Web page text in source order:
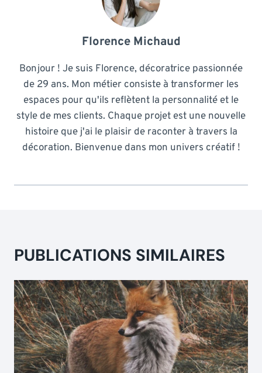
Florence Michaud
Bonjour ! Je suis Florence, décoratrice passionnée
de 29 ans. Mon métier consiste à transformer les
espaces pour qu'ils reflètent la personnalité et le
style de mes clients. Chaque projet est une nouvelle
histoire que j'ai le plaisir de raconter à travers la
décoration. Bienvenue dans mon univers créatif !
PUBLICATIONS SIMILAIRES